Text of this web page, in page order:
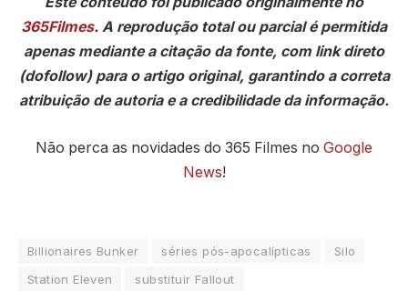
365Filmes. A reprodução total ou parcial é permitida
apenas mediante a citação da fonte, com link direto
(dofollow) para o artigo original, garantindo a correta
atribuição de autoria e a credibilidade da informação.
Não perca as novidades do 365 Filmes no Google
News!
Billionaires Bunker séries pós-apocalípticas
Silo
Station Eleven
substituir Fallout